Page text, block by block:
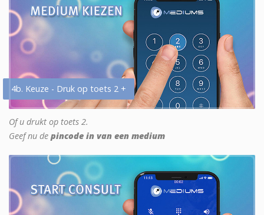
4b. Keuze - Druk op toets 2 +
Of u drukt op toets 2.
Geef nu de pincode in van een medium